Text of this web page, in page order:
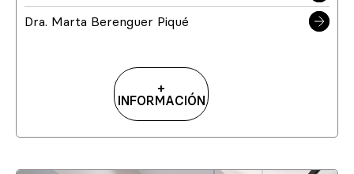
Dra. Marta Berenguer Piqué
+
INFORMACIÓN